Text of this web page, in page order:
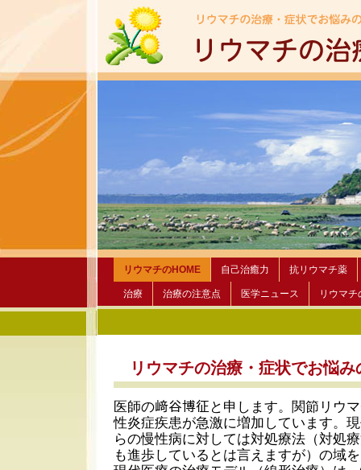
リウマチのHOME 自己治癒力 抗リウマチ薬
治療 治療の注意点 医学ニュース リウマ
リウマチの治療・症状でお悩み
医師の﨑谷博征と申します。関節リウ
性炎症疾患が急激に増加しています。
らの慢性病に対しては対処療法（対処
も進歩しているとは言えますが）の域